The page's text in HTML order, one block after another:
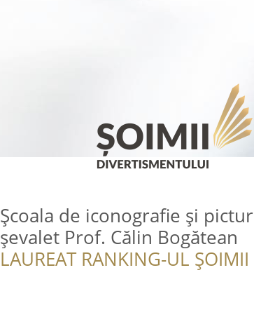
Școala de iconografie și
șevalet Prof. Călin Bogătean
LAUREAT RANKING-UL ȘOIMII